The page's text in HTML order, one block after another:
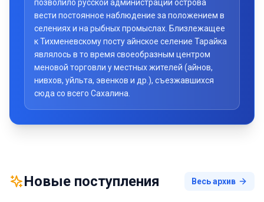
позволило русской администрации острова
вести постоянное наблюдение за положением в
селениях и на рыбных промыслах. Близлежащее
к Тихменевскому посту айнское селение Тарайка
являлось в то время своеобразным центром
меновой торговли у местных жителей (айнов,
нивхов, уйльта, эвенков и др.), съезжавшихся
сюда со всего Сахалина.
Новые поступления Весь архив